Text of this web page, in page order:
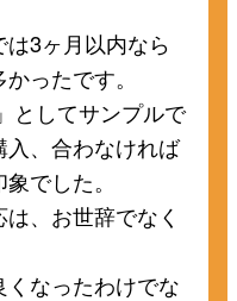
3ヶ月以内なら
ったです。
」としてサンプルで
、合わなければ
でした。
、お世辞でなく
なったわけでな